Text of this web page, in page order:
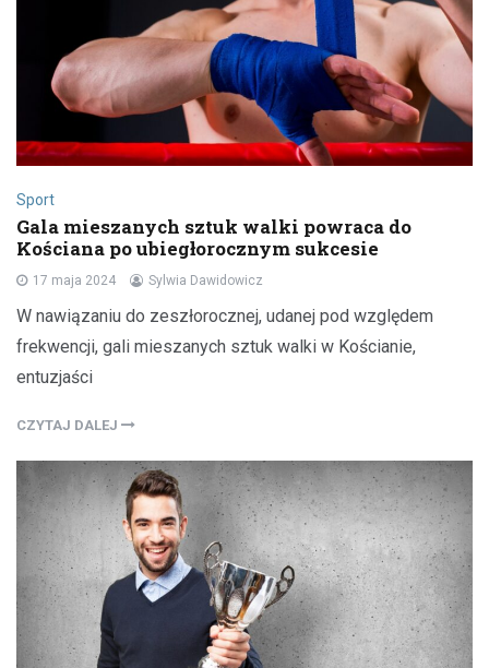
Sport
Gala mieszanych sztuk walki powraca do
Kościana po ubiegłorocznym sukcesie
17 maja 2024 Sylwia Dawidowicz
W nawiązaniu do zeszłorocznej, udanej pod względem
frekwencji, gali mieszanych sztuk walki w Kościanie,
entuzjaści
CZYTAJ DALEJ